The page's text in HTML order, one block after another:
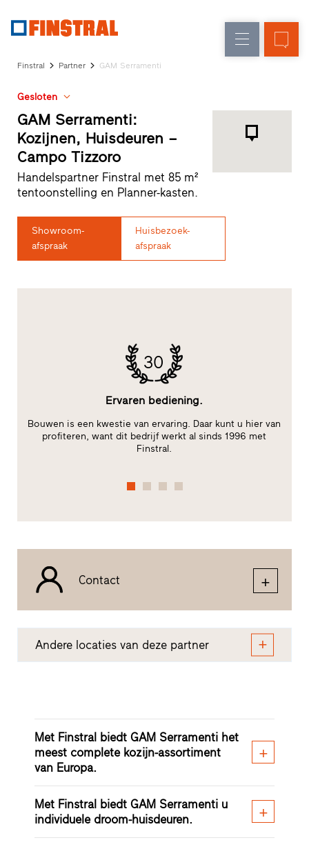
Glasgevels
Service
Showroom
Heeze
Showroom
Hoofddorp
Showroom
Apeldoorn
Finstral Partner GAM Serramenti
Gesloten
GAM Serramenti:
Kozijnen, Huisdeuren –
Campo Tizzoro
Handelspartner Finstral met 85 m²
tentoonstelling en Planner-kasten.
Showroom-
afspraak
Huisbezoek-
afspraak
30
Ervaren bediening.
Bouwen is een kwestie van ervaring. Daar kunt u hier van
profiteren, want dit bedrijf werkt al sinds 1996 met
Finstral.
Contact
Andere locaties van deze partner
Met Finstral biedt GAM Serramenti het
meest complete kozijn-assortiment
van Europa.
Met Finstral biedt GAM Serramenti u
individuele droom-huisdeuren.